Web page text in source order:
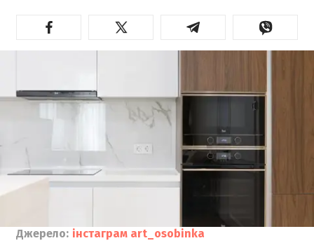
Джерело: інстаграм art_osobinka